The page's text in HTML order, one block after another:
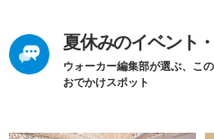
夏休みのイベント
ウォーカー編集部が選ぶ、こ
おでかけスポット